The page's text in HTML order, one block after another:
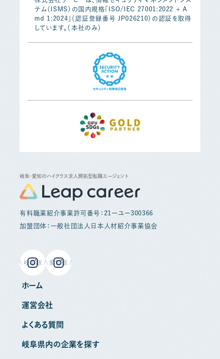
テム（ISMS）の国内規格「ISO/IEC 27001:2022 + A
md 1:2024」（認証登録番号 JP026210）の認証を取得
しています。（本社のみ）
岐阜・愛知のハイクラス求人開拓型転職エージェント
有料職業紹介事業許可番号：21ーユー300366
加盟団体：一般社団法人日本人材紹介事業協会
岐阜版 愛知版
ホーム
運営会社
よくある質問
岐阜県内の企業を探す